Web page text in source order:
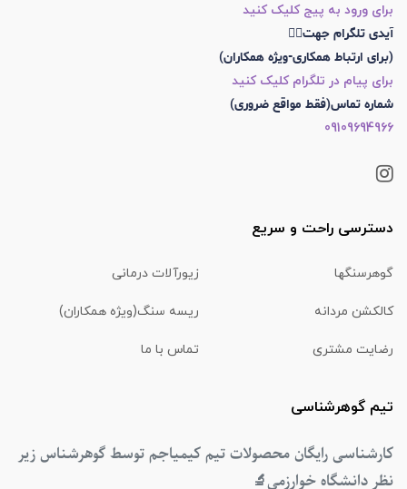
برای ورود به پیج کلیک کنید
آیدی تلگرام جهت👇🏼
(برای ارتباط همکاری-ویژه همکاران)
برای پیام در تلگرام کلیک کنید
شماره تماس(فقط مواقع ضروری)
09109694966
دسترسی راحت و سریع
گوهرسنگها زیورآلات درمانی
کالکشن مردانه ریسه سنگ(ویژه همکاران)
رضایت مشتری تماس با ما
تیم گوهرشناسی
کارشناسی رایگان محصولات تیم کیمیاجم توسط گوهرشناس زیر
نظر دانشگاه خوارزمی🔬